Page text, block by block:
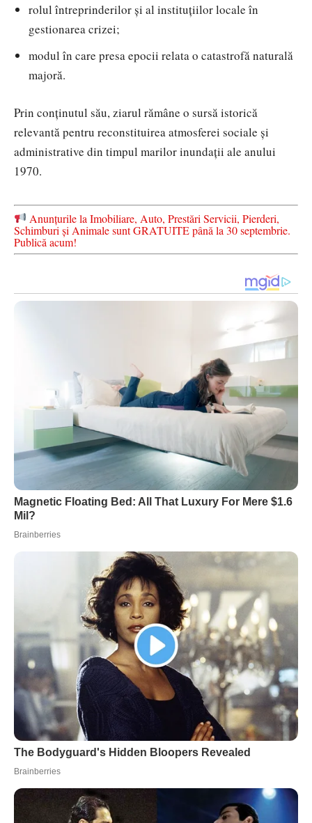
rolul întreprinderilor și al instituțiilor locale în
gestionarea crizei;
modul în care presa epocii relata o catastrofă naturală
majoră.
Prin conținutul său, ziarul rămâne o sursă istorică
relevantă pentru reconstituirea atmosferei sociale și
administrative din timpul marilor inundații ale anului
1970.
Anunțurile la Imobiliare, Auto, Prestări Servicii, Pierderi,
Schimburi și Animale sunt GRATUITE până la 30 septembrie.
Publică acum!